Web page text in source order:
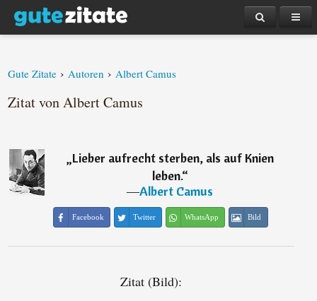
Gute Zitate › Autoren › Albert Camus
Zitat von Albert Camus
„Lieber aufrecht sterben, als auf Knien
leben.“
―Albert Camus
Facebook Twitter WhatsApp Bild
Zitat (Bild):